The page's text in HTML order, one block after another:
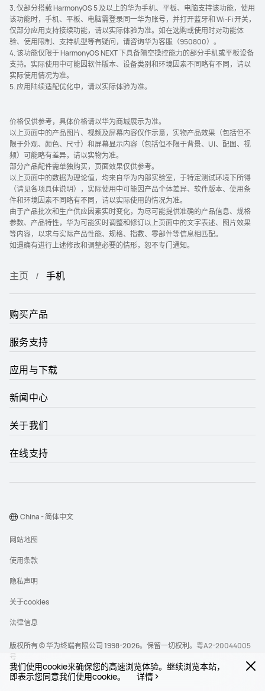
我们使用cookie来确保您的高速浏览体验。继续浏览本站，
即表示您同意我们使用cookie。
详情
华为畅享 70X 尊享版
了解更多 购买
华为畅享 90m Plus
华为畅享 70X
华为畅享 70S
3. 仅部分搭载 HarmonyOS 5 及以上的华为手机、平板、电脑支持该功能，使用
该功能时，手机、平板、电脑需登录同一华为账号，并打开蓝牙和 W⁠i⁠-⁠F⁠i 开关，
仅部分应用支持接续功能，请以实际体验为准。如在选购或使用时对功能体
验、使用限制、支持机⁠型等有疑问，请咨询华为客服（⁠9⁠5⁠0⁠8⁠0⁠0⁠）⁠。
4. 该功能仅限于 HarmonyOS NEXT 下具备隔空操控能力的部分手机或平板设备
支持。实际使用中可能因软件版本、设备类别和环境因素不同略有不同，请以
实际使用情况为⁠⁠⁠⁠准。
5. 应用陆续适配优化中，请以实际体验为⁠⁠⁠⁠⁠准⁠⁠。
价格仅供参考，具体价格请以华为商城展示为准。
以上页面中的产品图片、视频及屏幕内容仅作示意，实物产品效果（包括但不
限于外观、颜色、尺寸）和屏幕显示内容（包括但不限于背景、UI、配图、视
频）可能略有差异，请以实物为准。
部分产品配件需单独购买，页面效果仅供参考。
以上页面中的数据为理论值，均来自华为内部实验室，于特定测试环境下所得
（请见各项具体说明），实际使用中可能因产品个体差异、软件版本、使用条
件和环境因素不同略有不同，请以实际使用的情况为准。
由于产品批次和生产供应因素实时变化，为尽可能提供准确的产品信息、规格
参数、产品特性，华为可能实时调整和修订以上页面中的文字表述、图片效果
等内容，以求与实际产品性能、规格、指数、零部件等信息相匹配。
如遇确有进行上述修改和调整必要的情形，恕不专门通知。
主页 手机
购买产品
服务支持
应用与下载
新闻中心
关于我们
在线支持
版权所有 © 华为终端有限公司 1998-2026。保留一切权利。 粤A2-20044005
号
网站地图
使用条款
隐私声明
关于cookies
法律信息
China - 简体中文